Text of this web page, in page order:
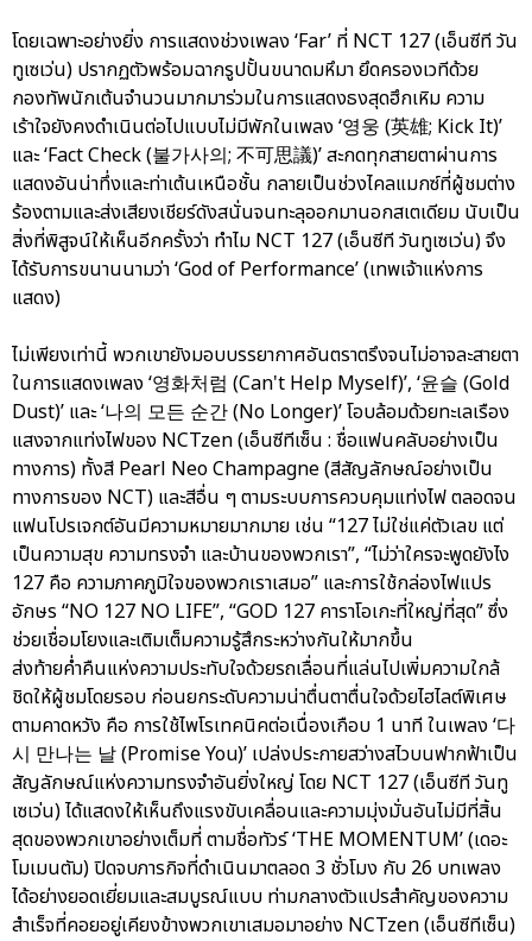
โดยเฉพาะอย่างยิ่ง การแสดงช่วงเพลง ‘Far’ ที่ NCT 127 (เอ็นซีที วัน
ทูเซเว่น) ปรากฏตัวพร้อมฉากรูปปั้นขนาดมหึมา ยึดครองเวทีด้วย
กองทัพนักเต้นจำนวนมากมาร่วมในการแสดงธงสุดฮึกเหิม ความ
เร้าใจยังคงดำเนินต่อไปแบบไม่มีพักในเพลง ‘영웅 (英雄; Kick It)’
และ ‘Fact Check (불가사의; 不可思議)’ สะกดทุกสายตาผ่านการ
แสดงอันน่าทึ่งและท่าเต้นเหนือชั้น กลายเป็นช่วงไคลแมกซ์ที่ผู้ชมต่าง
ร้องตามและส่งเสียงเชียร์ดังสนั่นจนทะลุออกมานอกสเตเดียม นับเป็น
สิ่งที่พิสูจน์ให้เห็นอีกครั้งว่า ทำไม NCT 127 (เอ็นซีที วันทูเซเว่น) จึง
ได้รับการขนานนามว่า ‘God of Performance’ (เทพเจ้าแห่งการ
แสดง)
ไม่เพียงเท่านี้ พวกเขายังมอบบรรยากาศอันตราตรึงจนไม่อาจละสายตา
ในการแสดงเพลง ‘영화처럼 (Can't Help Myself)’, ‘윤슬 (Gold
Dust)’ และ ‘나의 모든 순간 (No Longer)’ โอบล้อมด้วยทะเลเรือง
แสงจากแท่งไฟของ NCTzen (เอ็นซีทีเซ็น : ชื่อแฟนคลับอย่างเป็น
ทางการ) ทั้งสี Pearl Neo Champagne (สีสัญลักษณ์อย่างเป็น
ทางการของ NCT) และสีอื่น ๆ ตามระบบการควบคุมแท่งไฟ ตลอดจน
แฟนโปรเจกต์อันมีความหมายมากมาย เช่น “127 ไม่ใช่แค่ตัวเลข แต่
เป็นความสุข ความทรงจำ และบ้านของพวกเรา”, “ไม่ว่าใครจะพูดยังไง
127 คือ ความภาคภูมิใจของพวกเราเสมอ” และการใช้กล่องไฟแปร
อักษร “NO 127 NO LIFE”, “GOD 127 คาราโอเกะที่ใหญ่ที่สุด” ซึ่ง
ช่วยเชื่อมโยงและเติมเต็มความรู้สึกระหว่างกันให้มากขึ้น
ส่งท้ายค่ำคืนแห่งความประทับใจด้วยรถเลื่อนที่แล่นไปเพิ่มความใกล้
ชิดให้ผู้ชมโดยรอบ ก่อนยกระดับความน่าตื่นตาตื่นใจด้วยไฮไลต์พิเศษ
ตามคาดหวัง คือ การใช้ไพโรเทคนิคต่อเนื่องเกือบ 1 นาที ในเพลง ‘다
시 만나는 날 (Promise You)’ เปล่งประกายสว่างสไวบนฟากฟ้าเป็น
สัญลักษณ์แห่งความทรงจำอันยิ่งใหญ่ โดย NCT 127 (เอ็นซีที วันทู
เซเว่น) ได้แสดงให้เห็นถึงแรงขับเคลื่อนและความมุ่งมั่นอันไม่มีที่สิ้น
สุดของพวกเขาอย่างเต็มที่ ตามชื่อทัวร์ ‘THE MOMENTUM’ (เดอะ
โมเมนตัม) ปิดจบภารกิจที่ดำเนินมาตลอด 3 ชั่วโมง กับ 26 บทเพลง
ได้อย่างยอดเยี่ยมและสมบูรณ์แบบ ท่ามกลางตัวแปรสำคัญของความ
สำเร็จที่คอยอยู่เคียงข้างพวกเขาเสมอมาอย่าง NCTzen (เอ็นซีทีเซ็น)